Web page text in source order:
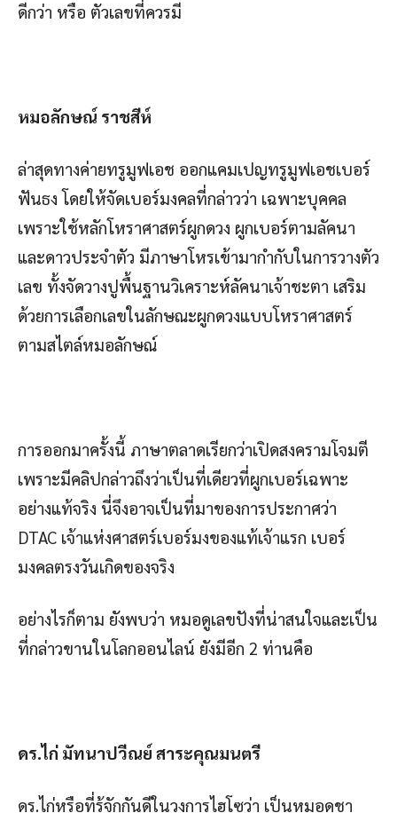
ดีกว่า หรือ ตัวเลขที่ควรมี
หมอลักษณ์ ราชสีห์
ล่าสุดทางค่ายทรูมูฟเอช ออกแคมเปญทรูมูฟเอชเบอร์
ฟันธง โดยให้จัดเบอร์มงคลที่กล่าวว่า เฉพาะบุคคล
เพราะใช้หลักโหราศาสตร์ผูกดวง ผูกเบอร์ตามลัคนา
และดาวประจำตัว มีภาษาโหรเข้ามากำกับในการวางตัว
เลข ทั้งจัดวางปูพื้นฐานวิเคราะห์ลัคนาเจ้าชะตา เสริม
ด้วยการเลือกเลขในลักษณะผูกดวงแบบโหราศาสตร์
ตามสไตล์หมอลักษณ์
การออกมาครั้งนี้ ภาษาตลาดเรียกว่าเปิดสงครามโจมตี
เพราะมีคลิปกล่าวถึงว่าเป็นที่เดียวที่ผูกเบอร์เฉพาะ
อย่างแท้จริง นี่จึงอาจเป็นที่มาของการประกาศว่า
DTAC เจ้าแห่งศาสตร์เบอร์มงของแท้เจ้าแรก เบอร์
มงคลตรงวันเกิดของจริง
อย่างไรก็ตาม ยังพบว่า หมอดูเลขปังที่น่าสนใจและเป็น
ที่กล่าวขานในโลกออนไลน์ ยังมีอีก 2 ท่านคือ
ดร.ไก่ มัทนาปวีณย์ สาระคุณมนตรี
ดร.ไก่หรือที่รู้จักกันดีในวงการไฮโซว่า เป็นหมอดูชา